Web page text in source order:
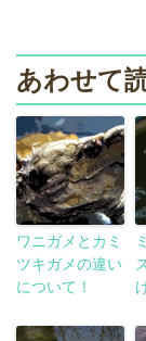
あわせて
ワニガメとカミ
ツキガメの違い
について！